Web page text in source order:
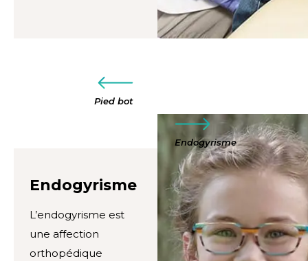
Pied bot
Endogyrisme
Endogyrisme
L’endogyrisme est
une affection
orthopédique